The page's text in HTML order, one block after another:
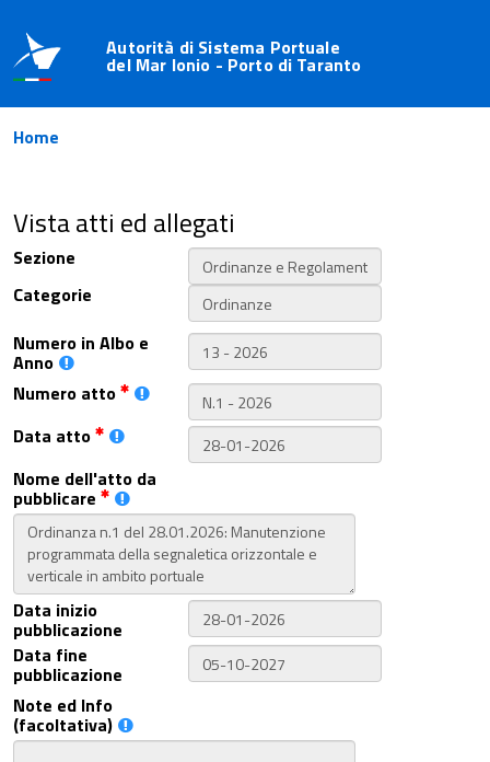
Autorità di Sistema Portuale
del Mar Ionio - Porto di Taranto
Home
Vista atti ed allegati
Sezione
Categorie
Numero in Albo e
Anno
Numero atto
Data atto
Nome dell'atto da
pubblicare
Data inizio
pubblicazione
Data fine
pubblicazione
Note ed Info
(facoltativa)